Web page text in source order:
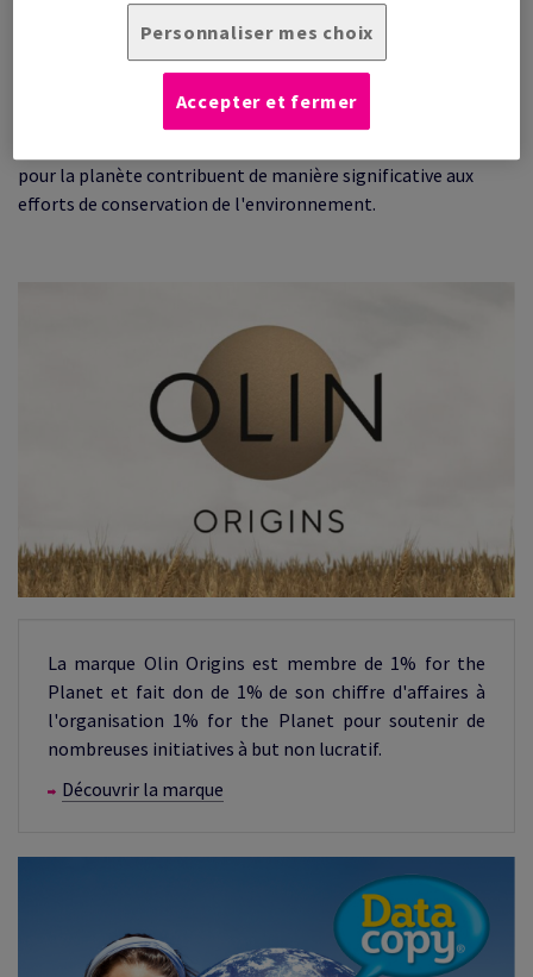
Travaillant avec un réseau d'associations à but non lucratif,
le 1% pour la planète et ses membres s'attaquent à diverses
questions telles que le changement climatique, la
biodiversité, l'éducation et la gestion des déchets. En
pour la planète contribuent de manière significative aux
efforts de conservation de l'environnement.
La marque Olin Origins est membre de 1% for the
Planet et fait don de 1% de son chiffre d'affaires à
l'organisation 1% for the Planet pour soutenir de
nombreuses initiatives à but non lucratif.
Découvrir la marque
Personnaliser mes choix
Accepter et fermer